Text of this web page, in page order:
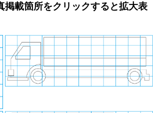
掲載箇所をクリックすると拡大表